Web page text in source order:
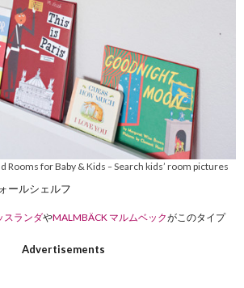
Rooms for Baby & Kids –Search kids’ room pictures
スランダやMALMBÄCK マルムベックがこのタイプ
Advertisements